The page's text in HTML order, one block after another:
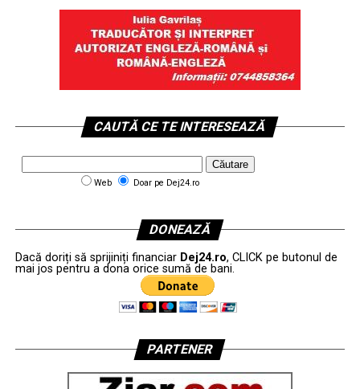
CAUTĂ CE TE INTERESEAZĂ
Web Doar pe Dej24.ro
DONEAZĂ
Dacă doriți să sprijiniți financiar Dej24.ro, CLICK pe butonul de
mai jos pentru a dona orice sumă de bani.
PARTENER